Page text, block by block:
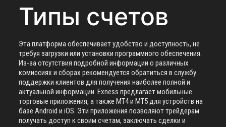
Типы счетов
Эта платформа обеспечивает удобство и доступность, не
требуя загрузки или установки программного обеспечения.
Из-за отсутствия подробной информации о различных
комиссиях и сборах рекомендуется обратиться в службу
поддержки клиентов для получения наиболее полной и
актуальной информации. Exness предлагает мобильные
торговые приложения, а также MT4 и MT5 для устройств на
базе Android и iOS. Эти приложения позволяют трейдерам
получать доступ к своим счетам, заключать сделки и